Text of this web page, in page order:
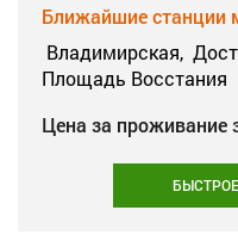
Ближайшие станции
Владимирская,
Площадь Восстания
Цена за проживание